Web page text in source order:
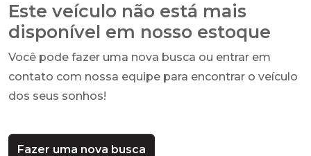
Este veículo não está mais
disponível em nosso estoque
Você pode fazer uma nova busca ou entrar em
contato com nossa equipe para encontrar o veículo
dos seus sonhos!
Fazer uma nova busca